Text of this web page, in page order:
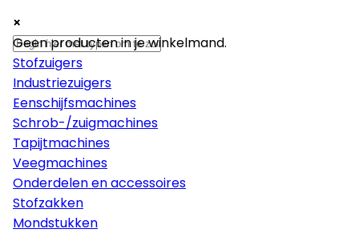
×
Machines
Stofzuigers
Industriezuigers
Eenschijfsmachines
Schrob-/zuigmachines
Tapijtmachines
Veegmachines
Onderdelen en accessoires
Stofzakken
Mondstukken
×
×
Geen producten in je winkelmand.